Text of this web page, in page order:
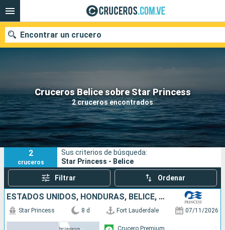
Cruceros Belice sobre Star Princess
2 cruceros encontrados
Encontrar un crucero
Nuestros destinos
Fecha de salida
Puertos Compañías
Buscar
2
cruceros
Sus criterios de búsqueda:
Star Princess - Belice
Filtrar Ordenar
ESTADOS UNIDOS, HONDURAS, BELICE, MÉXICO
Star Princess 8 d Fort Lauderdale 07/11/2026
Crucero Premium